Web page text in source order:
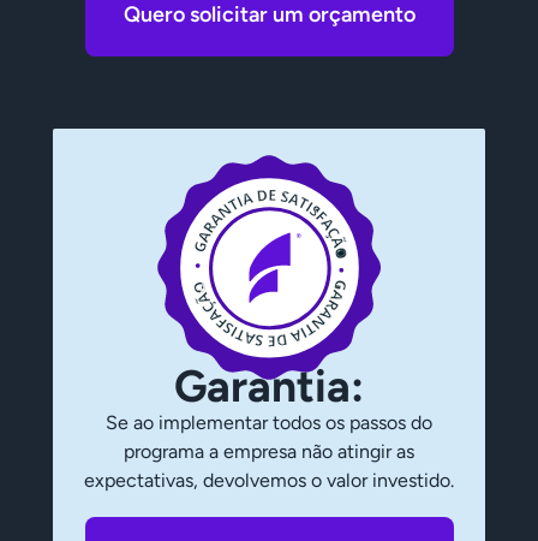
Quero solicitar um orçamento
Garantia:
Se ao implementar todos os passos do
programa a empresa não atingir as
expectativas, devolvemos o valor investido.